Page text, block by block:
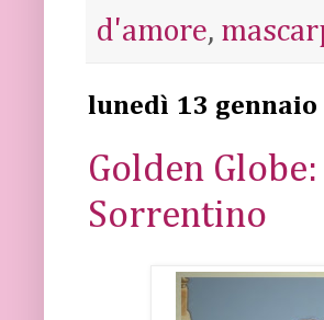
d'amore,
lunedì 13 gennaio
Golden
Sorrentino